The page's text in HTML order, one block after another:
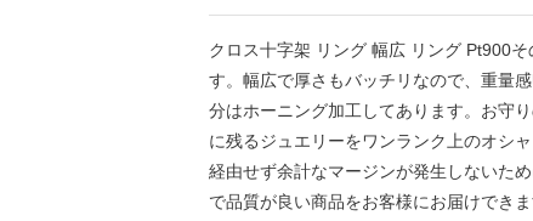
クロス十字架 リング 幅広 リング Pt900
す。幅広で厚さもバッチリなので、重量
分はホーニング加工してあります。お守
に残るジュエリーをワンランク上のオシ
経由せず余計なマージンが発生しないた
で品質が良い商品をお客様にお届けでき